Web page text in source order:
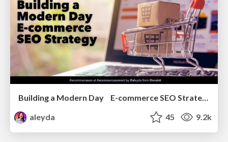
Building a Modern Day E-commerce SEO Strategy
aleyda
45 9.2k